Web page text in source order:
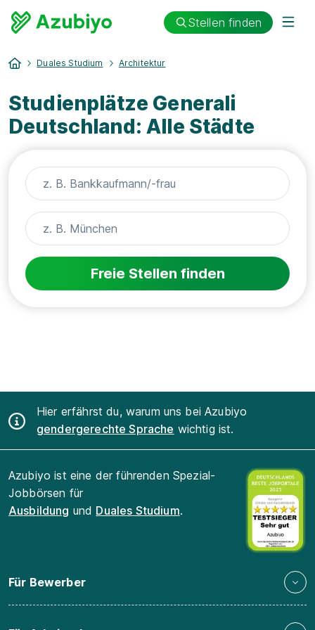
Stellen finden
Duales Studium Architektur
Studienplätze Generali
Deutschland: Alle Städte
Freie Stellen finden
Hier erfährst du, warum uns bei Azubiyo
gendergerechte Sprache wichtig ist.
Azubiyo ist eine der führenden Spezial-
Jobbörsen für
Ausbildung und Duales Studium.
Für Bewerber